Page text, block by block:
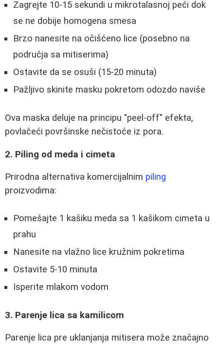
Zagrejte 10-15 sekundi u mikrotalasnoj peći dok
se ne dobije homogena smesa
Brzo nanesite na očišćeno lice (posebno na
područja sa mitiserima)
Ostavite da se osuši (15-20 minuta)
Pažljivo skinite masku pokretom odozdo naviše
Ova maska deluje na principu "peel-off" efekta,
povlačeći površinske nečistoće iz pora.
2. Piling od meda i cimeta
Prirodna alternativa komercijalnim piling
proizvodima:
Pomešajte 1 kašiku meda sa 1 kašikom cimeta u
prahu
Nanesite na vlažno lice kružnim pokretima
Ostavite 5-10 minuta
Isperite mlakom vodom
3. Parenje lica sa kamilicom
Parenje lica pre uklanjanja mitisera može značajno